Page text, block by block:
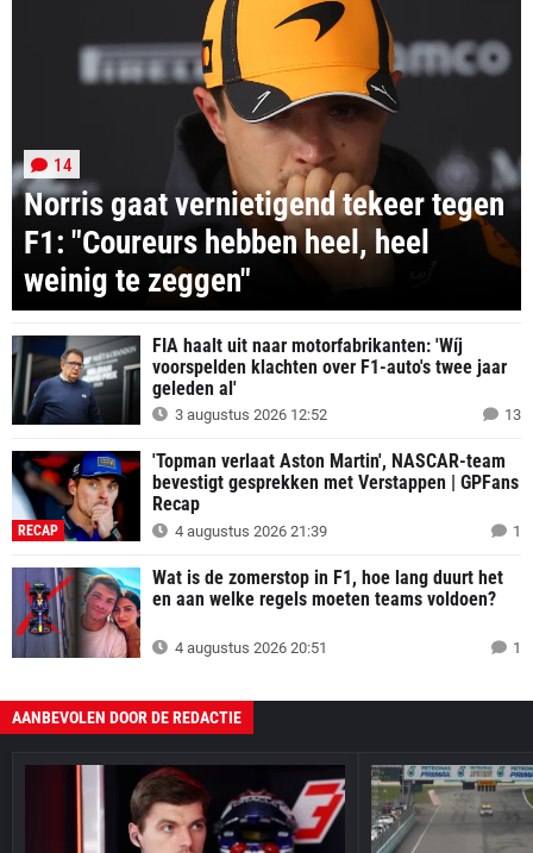
Norris gaat vernietigend tekeer tegen
F1: "Coureurs hebben heel, heel
weinig te zeggen"
14
FIA haalt uit naar motorfabrikanten: 'Wíj
voorspelden klachten over F1-auto's twee jaar
geleden al'
3 augustus 2026 12:52 13
RECAP
'Topman verlaat Aston Martin', NASCAR-team
bevestigt gesprekken met Verstappen | GPFans
Recap
4 augustus 2026 21:39 1
Wat is de zomerstop in F1, hoe lang duurt het
en aan welke regels moeten teams voldoen?
4 augustus 2026 20:51 1
AANBEVOLEN DOOR DE REDACTIE